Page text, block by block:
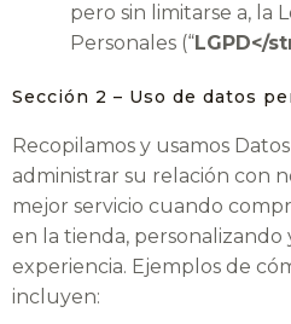
pero sin limitarse a, la
Personales (“LGPD</
Sección 2 – Uso de datos
Recopilamos y usamos
administrar su relación con
mejor servicio cuando
en la tienda, personalizando
experiencia. Ejemplos de
incluyen: